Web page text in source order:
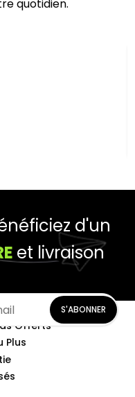
quotidien.
d'un
et livraison
S'ABONNER
Offerts
Plus